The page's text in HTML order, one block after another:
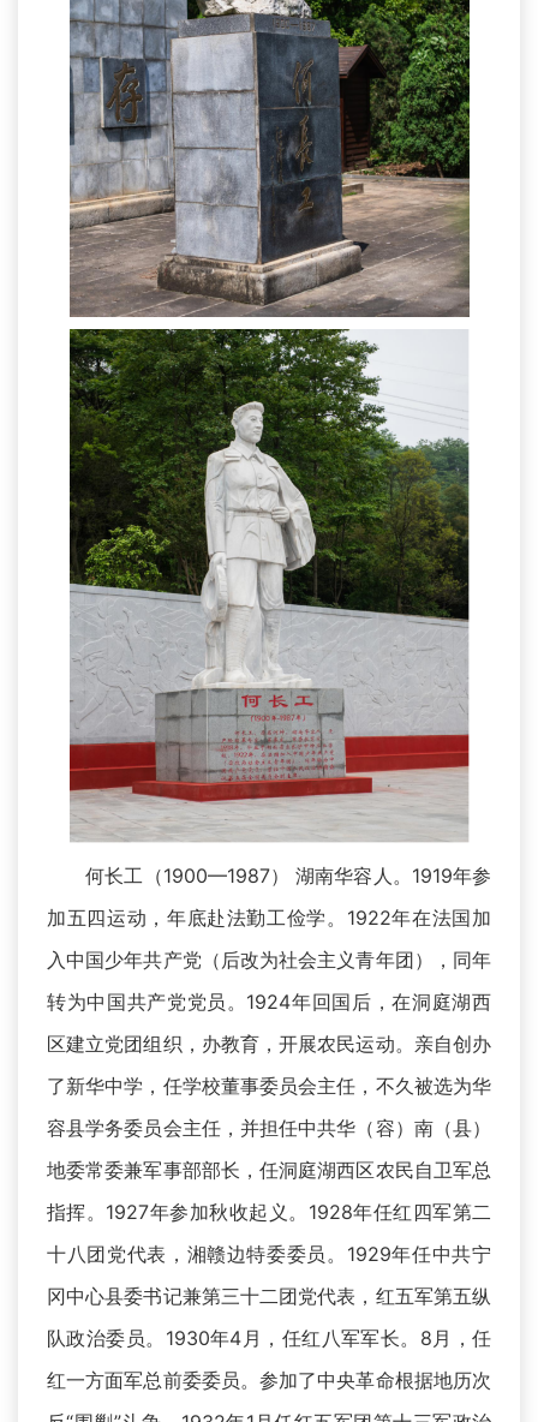
何长工（1900—1987） 湖南华容人。1919年参
加五四运动，年底赴法勤工俭学。1922年在法国加
入中国少年共产党（后改为社会主义青年团），同年
转为中国共产党党员。1924年回国后，在洞庭湖西
区建立党团组织，办教育，开展农民运动。亲自创办
了新华中学，任学校董事委员会主任，不久被选为华
容县学务委员会主任，并担任中共华（容）南（县）
地委常委兼军事部部长，任洞庭湖西区农民自卫军总
指挥。1927年参加秋收起义。1928年任红四军第二
十八团党代表，湘赣边特委委员。1929年任中共宁
冈中心县委书记兼第三十二团党代表，红五军第五纵
队政治委员。1930年4月，任红八军军长。8月，任
红一方面军总前委委员。参加了中央革命根据地历次